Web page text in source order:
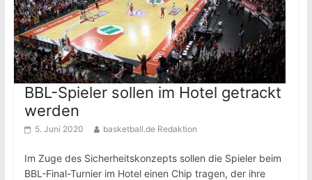
BBL-Spieler sollen im Hotel getrackt
werden
5. Juni 2020 basketball.de Redaktion
Im Zuge des Sicherheitskonzepts sollen die Spieler beim
BBL-Final-Turnier im Hotel einen Chip tragen, der ihre